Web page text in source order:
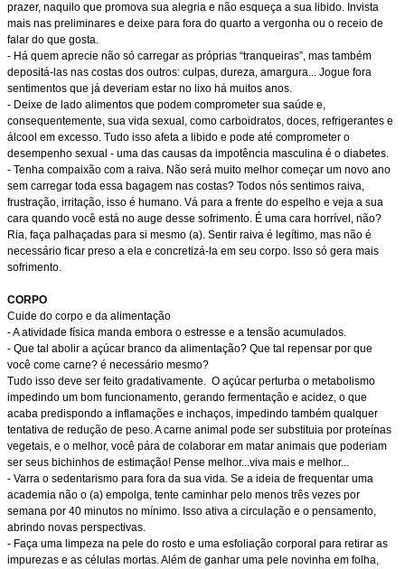
prazer, naquilo que promova sua alegria e não esqueça a sua libido. Invista
mais nas preliminares e deixe para fora do quarto a vergonha ou o receio de
falar do que gosta.
- Há quem aprecie não só carregar as próprias “tranqueiras”, mas também
depositá-las nas costas dos outros: culpas, dureza, amargura... Jogue fora
sentimentos que já deveriam estar no lixo há muitos anos.
- Deixe de lado alimentos que podem comprometer sua saúde e,
consequentemente, sua vida sexual, como carboidratos, doces, refrigerantes e
álcool em excesso. Tudo isso afeta a libido e pode até comprometer o
desempenho sexual - uma das causas da impotência masculina é o diabetes.
- Tenha compaixão com a raiva. Não será muito melhor começar um novo ano
sem carregar toda essa bagagem nas costas? Todos nós sentimos raiva,
frustração, irritação, isso é humano. Vá para a frente do espelho e veja a sua
cara quando você está no auge desse sofrimento. É uma cara horrível, não?
Ria, faça palhaçadas para si mesmo (a). Sentir raiva é legítimo, mas não é
necessário ficar preso a ela e concretizá-la em seu corpo. Isso só gera mais
sofrimento.
CORPO
Cuide do corpo e da alimentação
- A atividade física manda embora o estresse e a tensão acumulados.
- Que tal abolir a açúcar branco da alimentação? Que tal repensar por que
você come carne? é necessário mesmo?
Tudo isso deve ser feito gradativamente. O açúcar perturba o metabolismo
impedindo um bom funcionamento, gerando fermentação e acidez, o que
acaba predispondo a inflamações e inchaços, impedindo também qualquer
tentativa de redução de peso. A carne animal pode ser substituia por proteínas
vegetais, e o melhor, você pára de colaborar em matar animais que poderiam
ser seus bichinhos de estimação! Pense melhor...viva mais e melhor...
- Varra o sedentarismo para fora da sua vida. Se a ideia de frequentar uma
academia não o (a) empolga, tente caminhar pelo menos três vezes por
semana por 40 minutos no mínimo. Isso ativa a circulação e o pensamento,
abrindo novas perspectivas.
- Faça uma limpeza na pele do rosto e uma esfoliação corporal para retirar as
impurezas e as células mortas. Além de ganhar uma pele novinha em folha,